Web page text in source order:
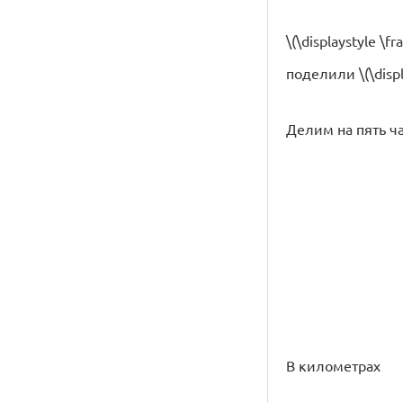
\(\displaystyle
поделили
Делим на пять
В километрах